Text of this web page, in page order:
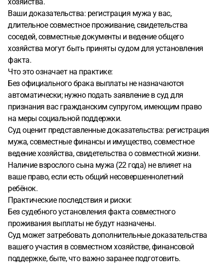
Ваши доказательства: регистрация мужа у вас,
длительное совместное проживание, свидетельства
соседей, совместные документы и ведение общего
хозяйства могут быть приняты судом для установления
факта.
Что это означает на практике:
Без официального брака выплаты не назначаются
автоматически; нужно подать заявление в суд для
признания вас гражданским супругом, имеющим право
на меры социальной поддержки.
Суд оценит представленные доказательства: регистрация
мужа, совместные финансы и имущество, совместное
ведение хозяйства, свидетельства о совместной жизни.
Наличие взрослого сына мужа (22 года) не влияет на
ваше право, если есть общий несовершеннолетний
ребёнок.
Практические последствия и риски:
Без судебного установления факта совместного
проживания выплаты не будут назначены.
Суд может затребовать дополнительные доказательства
вашего участия в совместном хозяйстве, финансовой
поддержке, быте, что важно заранее подготовить.